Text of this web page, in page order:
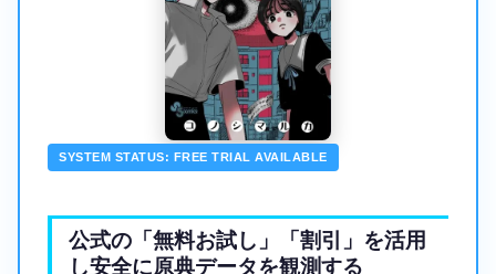
SYSTEM STATUS: FREE TRIAL AVAILABLE
公式の「無料お試し」「割引」を活用
し安全に原典データを観測する